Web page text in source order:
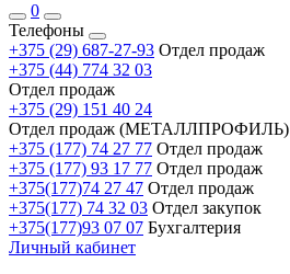
0
Телефоны
+375 (29) 687-27-93 Отдел продаж
+375 (44) 774 32 03
Отдел продаж
+375 (29) 151 40 24
Отдел продаж (МЕТАЛЛПРОФИЛЬ)
+375 (177) 74 27 77 Отдел продаж
+375 (177) 93 17 77 Отдел продаж
+375(177)74 27 47 Отдел продаж
+375(177) 74 32 03 Отдел закупок
+375(177)93 07 07 Бухгалтерия
Личный кабинет